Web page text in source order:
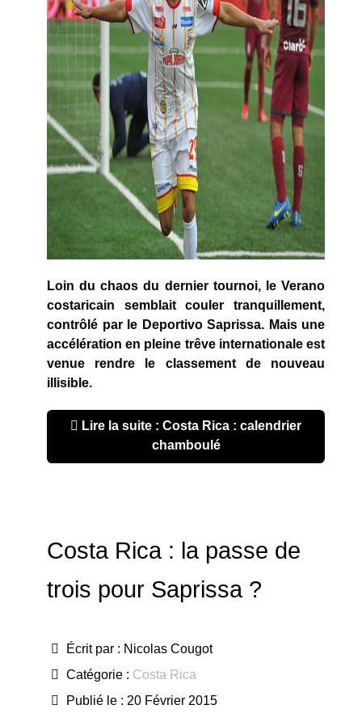
Loin du chaos du dernier tournoi, le Verano
costaricain semblait couler tranquillement,
contrôlé par le Deportivo Saprissa. Mais une
accélération en pleine trêve internationale est
venue rendre le classement de nouveau
illisible.
Lire la suite : Costa Rica : calendrier
chamboulé
Costa Rica : la passe de
trois pour Saprissa ?
Écrit par : Nicolas Cougot
Catégorie : Costa Rica
Publié le : 20 Février 2015